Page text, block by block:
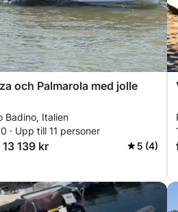
och Palmarola med jolle
Badino, Italien
· Upp till 11 personer
139 kr 5 (4)